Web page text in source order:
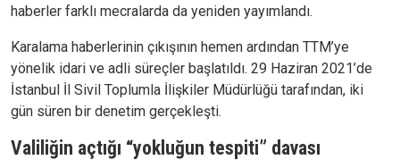
haberler farklı mecralarda da yeniden yayımlandı.
Karalama haberlerinin çıkışının hemen ardından TTM’ye
yönelik idari ve adli süreçler başlatıldı. 29 Haziran 2021’de
İstanbul İl Sivil Toplumla İlişkiler Müdürlüğü tarafından, iki
gün süren bir denetim gerçekleşti.
Valiliğin açtığı “yokluğun tespiti” davası